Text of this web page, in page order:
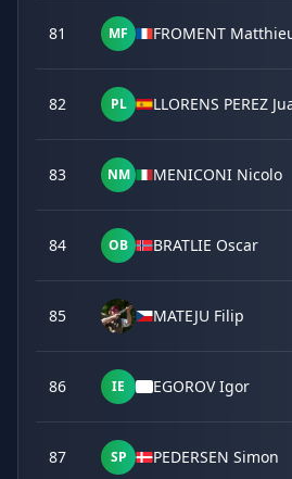
81 MF FROMENT
82 PL LLORENS PEREZ
83 NM MENICONI Nicolo
84 OB BRATLIE Oscar
85 MATEJU Filip
86 IE EGOROV Igor
87 SP PEDERSEN Simon